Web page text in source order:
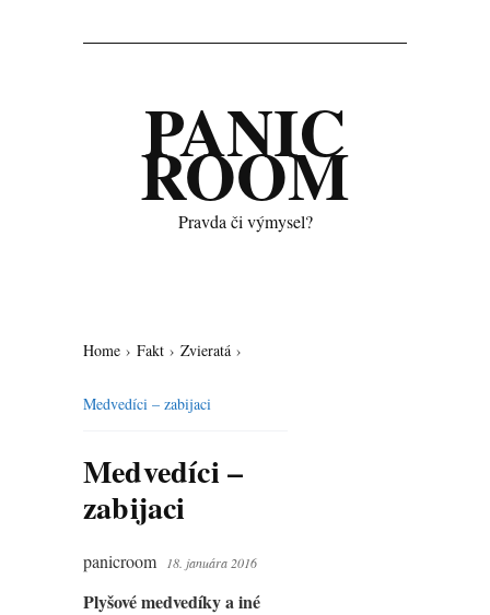
PANIC
ROOM
Pravda či výmysel?
Home › Fakt › Zvieratá ›
Medvedíci – zabijaci
Medvedíci –
zabijaci
panicroom 18. januára 2016
Plyšové medvedíky a iné